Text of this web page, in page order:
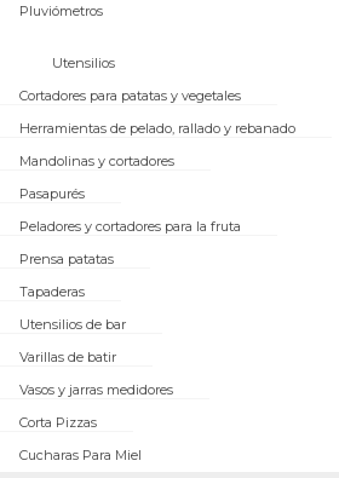
Pluviómetros
Utensilios
Cortadores para patatas y vegetales
Herramientas de pelado, rallado y rebanado
Mandolinas y cortadores
Pasapurés
Peladores y cortadores para la fruta
Prensa patatas
Tapaderas
Utensilios de bar
Varillas de batir
Vasos y jarras medidores
Corta Pizzas
Cucharas Para Miel